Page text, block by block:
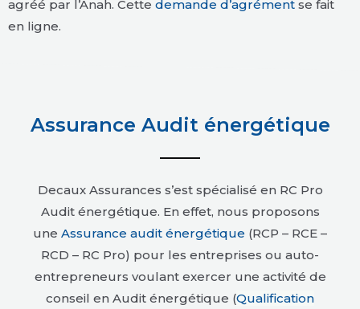
agréé par l’Anah. Cette demande d’agrément se fait
en ligne.
Assurance Audit énergétique
Decaux Assurances s’est spécialisé en RC Pro
Audit énergétique. En effet, nous proposons
une Assurance audit énergétique (RCP – RCE –
RCD – RC Pro) pour les entreprises ou auto-
entrepreneurs voulant exercer une activité de
conseil en Audit énergétique (Qualification